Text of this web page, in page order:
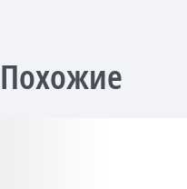
Похожие